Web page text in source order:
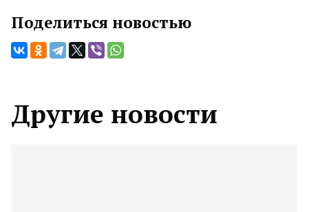
Поделиться новостью
Другие новости